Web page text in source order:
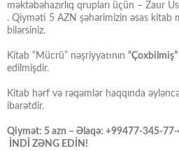
məktəbəhazırlıq qrupları üçün – Zaur
. Qiyməti 5 AZN şəhərimizin əsas kitab
bilərsiniz.
Kitab “Mücrü” nəşriyyatının “Çoxbilmiş”
edilmişdir.
Kitab hərf və rəqəmlər haqqında
ibarətdir.
Qiymət: 5 azn – Əlaqə: +99477-345-
İNDİ ZƏNG EDİN!